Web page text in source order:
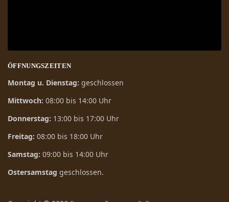
ÖFFNUNGSZEITEN
Montag u. Dienstag: geschlossen
Mittwoch: 08:00 bis 14:00 Uhr
Donnerstag: 13:00 bis 17:00 Uhr
Freitag: 08:00 bis 18:00 Uhr
Samstag: 09:00 bis 14:00 Uhr
Ostersamstag geschlossen.